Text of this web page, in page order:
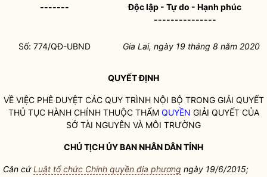
-------
Độc lập - Tự do - Hạnh phúc
---------------
Số: 774/QĐ-UBND Gia Lai, ngày 19 tháng 8 năm 2020
QUYẾT ĐỊNH
VỀ VIỆC PHÊ DUYỆT CÁC QUY TRÌNH NỘI BỘ TRONG GIẢI QUYẾT
THỦ TỤC HÀNH CHÍNH THUỘC THẨM QUYỀN GIẢI QUYẾT CỦA
SỞ TÀI NGUYÊN VÀ MÔI TRƯỜNG
CHỦ TỊCH ỦY BANNHÂN DÂNTỈNH
Căn cứ Luật tổ chức Chính quyền địa phương ngày 19/6/2015;